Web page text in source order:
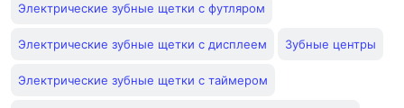
Электрические зубные щетки с футляром
Электрические зубные щетки с дисплеем Зубные центры
Электрические зубные щетки с таймером